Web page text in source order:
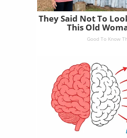
They Said Not To
This Old
Good To Know